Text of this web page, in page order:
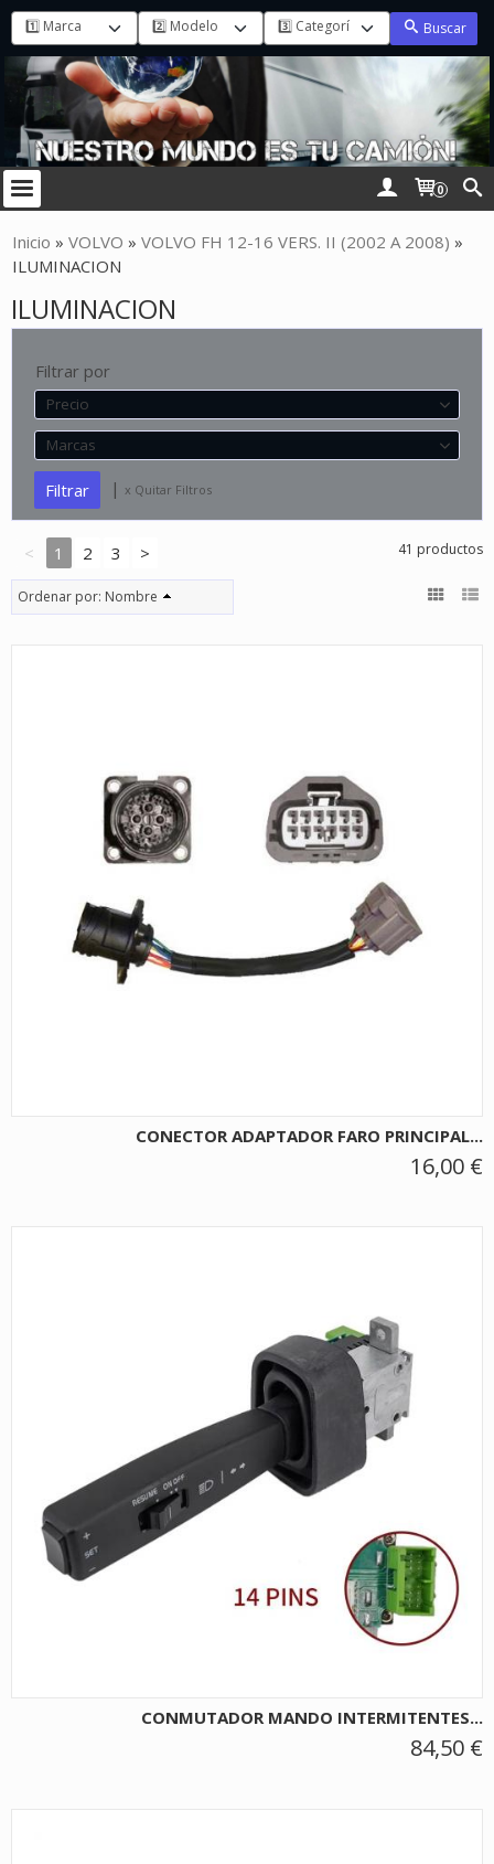
Buscar
0
Inicio » VOLVO » VOLVO FH 12-16 VERS. II (2002 A 2008) »
ILUMINACION
ILUMINACION
Filtrar por
Precio
Marcas
| x Quitar Filtros
< 1 2 3 > 41 productos
Ordenar por: Nombre
CONECTOR ADAPTADOR FARO PRINCIPAL...
16,00 €
CONMUTADOR MANDO INTERMITENTES...
84,50 €